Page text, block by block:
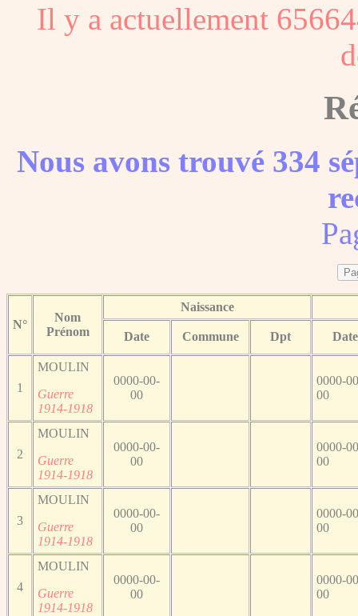
Il y a actuellement
Nous avons trouvé 334
N°
Nom
Prénom
Naissance
Date Commune Dpt Date
1
MOULIN
Guerre
1914-1918
0000-00-
00
0000-
00
2
MOULIN
Guerre
1914-1918
0000-00-
00
0000-
00
3
MOULIN
Guerre
1914-1918
0000-00-
00
0000-
00
4
MOULIN
Guerre
1914-1918
0000-00-
00
0000-
00